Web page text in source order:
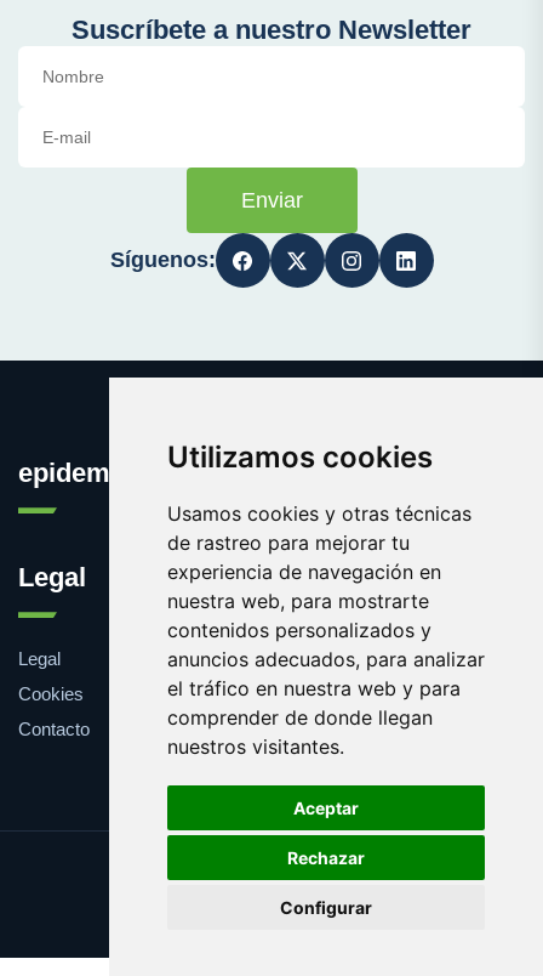
Utilizamos cookies
Usamos cookies y otras técnicas
de rastreo para mejorar tu
experiencia de navegación en
nuestra web, para mostrarte
contenidos personalizados y
anuncios adecuados, para analizar
el tráfico en nuestra web y para
comprender de donde llegan
nuestros visitantes.
Aceptar
Rechazar
Configurar
Suscríbete a nuestro Newsletter
Enviar
Síguenos:
epidemia.org
Legal
Legal
Cookies
Contacto
Update cookies preferences
Copyright © 2026 epidemia.org